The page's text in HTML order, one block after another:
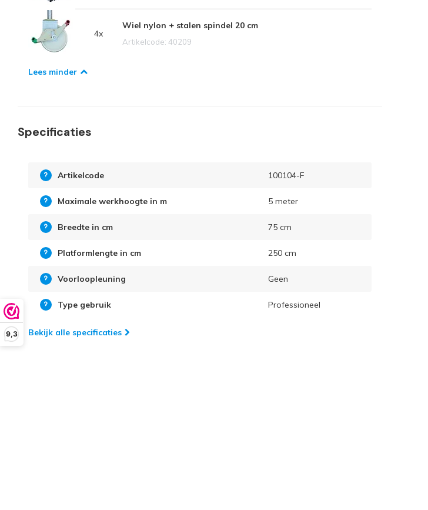
9,3
4x
Wiel nylon + stalen spindel 20 cm
Artikelcode: 40209
Lees minder
Specificaties
Artikelcode 100104-F
Maximale werkhoogte in m 5 meter
Breedte in cm 75 cm
Platformlengte in cm 250 cm
Voorloopleuning Geen
Type gebruik Professioneel
Bekijk alle specificaties